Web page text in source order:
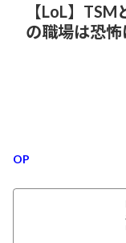
【LoL】
の職場は恐
OP